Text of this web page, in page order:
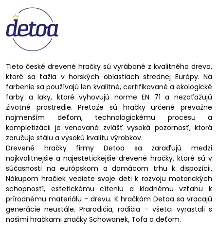
Tieto české drevené hračky sú vyrábané z kvalitného dreva,
ktoré sa ťažia v horských oblastiach strednej Európy. Na
farbenie sa používajú len kvalitné, certifikované a ekologické
farby a laky, ktoré vyhovujú norme EN 71 a nezaťažujú
životné prostredie. Pretože sú hračky určené prevažne
najmenším deťom, technologickému procesu a
kompletizácii je venovaná zvlášť vysoká pozornosť, ktorá
zaručuje stálu a vysokú kvalitu výrobkov.
Drevené hračky firmy Detoa sa zaraďujú medzi
najkvalitnejšie a najestetickejšie drevené hračky, ktoré sú v
súčasnosti na európskom a domácom trhu k dispozícii.
Nákupom hračiek vediete svoje deti k rozvoju motorických
schopností, estetickému cíteniu a kladnému vzťahu k
prírodnému materiálu - drevu. K hračkám Detoa sa vracajú
generácie neustále. Prarodičia, rodičia - všetci vyrastali s
našimi hračkami značky Schowanek, Tofa a deťom.